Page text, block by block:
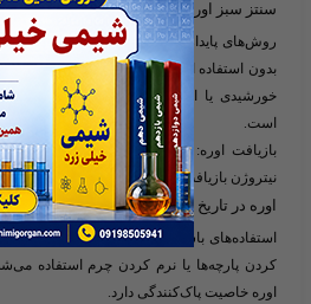
سنتز سبز اوره
روش‌های پایدار: تحقیقات جدید بر تولید این
بدون استفاده از سوخت‌های فسیلی متمرکز
است.
بازیافت اوره: در برخی سیستم‌های صنعتی،
نیتروژن بازیافت می‌شود تا دوباره به عنوان کود
اوره در تاریخ و فرهنگ
استفاده‌های باستانی: در برخی تمدن‌های
کردن پارچه‌ها یا نرم کردن چرم استفاده
اوره خاصیت پاک‌کنندگی دارد.